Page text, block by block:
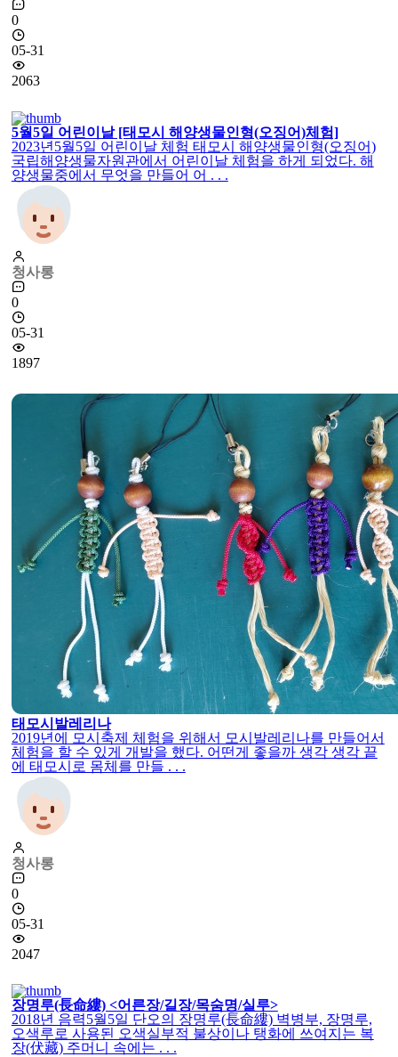
0
05-31
2063
5월5일 어린이날 [태모시 해양생물인형(오징어)체험]
2023년5월5일 어린이날 체험 태모시 해양생물인형(오징어)
국립해양생물자원관에서 어린이날 체험을 하게 되었다. 해
양생물중에서 무엇을 만들어 어 . . .
청사롱
0
05-31
1897
태모시발레리나
2019년에 모시축제 체험을 위해서 모시발레리나를 만들어서
체험을 할 수 있게 개발을 했다. 어떤게 좋을까 생각 생각 끝
에 태모시로 몸체를 만들 . . .
청사롱
0
05-31
2047
장명루(長命縷) <어른장/길장/목숨명/실루>
2018년 음력5월5일 단오의 장명루(長命縷) 벽병부, 장명루,
오색루로 사용된 오색실부적 불상이나 탱화에 쓰여지는 복
장(伏藏) 주머니 속에는 . . .